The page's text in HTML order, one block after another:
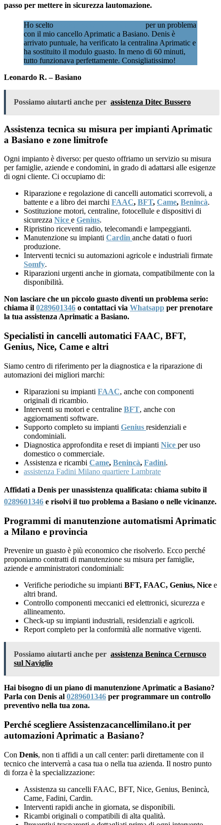
passo per mettere in sicurezza lautomazione.
Ho scelto
per un problema
con il mio cancello Aprimatic a Basiano. Denis è
arrivato puntuale, ha verificato la centralina Aprimatic e
ha sostituito il modulo guasto. In meno di 60 minuti,
tutto funzionava perfettamente. Consigliatissimo!
Leonardo R. – Basiano
Possiamo aiutarti anche per assistenza Ditec Bussero
Assistenza tecnica su misura per impianti Aprimatic
a Basiano e zone limitrofe
Ogni impianto è diverso: per questo offriamo un servizio su misura
per famiglie, aziende e condomini, in grado di adattarsi alle esigenze
di ogni cliente. Ci occupiamo di:
Riparazione e regolazione di cancelli automatici scorrevoli, a
battente e a libro dei marchi FAAC, BFT, Came, Benincà.
Sostituzione motori, centraline, fotocellule e dispositivi di
sicurezza Nice e Genius.
Ripristino riceventi radio, telecomandi e lampeggianti.
Manutenzione su impianti Cardin anche datati o fuori
produzione.
Interventi tecnici su automazioni agricole e industriali firmate
Somfy.
Riparazioni urgenti anche in giornata, compatibilmente con la
disponibilità.
Non lasciare che un piccolo guasto diventi un problema serio:
chiama il 0289601346 o contattaci via Whatsapp per prenotare
la tua assistenza Aprimatic a Basiano.
Specialisti in cancelli automatici FAAC, BFT,
Genius, Nice, Came e altri
Siamo centro di riferimento per la diagnostica e la riparazione di
automazioni dei migliori marchi:
Riparazioni su impianti FAAC, anche con componenti
originali di ricambio.
Interventi su motori e centraline BFT, anche con
aggiornamenti software.
Supporto completo su impianti Genius residenziali e
condominiali.
Diagnostica approfondita e reset di impianti Nice per uso
domestico o commerciale.
Assistenza e ricambi Came, Benincà, Fadini.
assistenza Fadini Milano quartiere Lambrate
Affidati a Denis per unassistenza qualificata: chiama subito il
0289601346 e risolvi il tuo problema a Basiano o nelle vicinanze.
Programmi di manutenzione automatismi Aprimatic
a Milano e provincia
Prevenire un guasto è più economico che risolverlo. Ecco perché
proponiamo contratti di manutenzione su misura per famiglie,
aziende e amministratori condominiali:
Verifiche periodiche su impianti BFT, FAAC, Genius, Nice e
altri brand.
Controllo componenti meccanici ed elettronici, sicurezza e
allineamento.
Check-up su impianti industriali, residenziali e agricoli.
Report completo per la conformità alle normative vigenti.
Possiamo aiutarti anche per assistenza Beninca Cernusco
sul Naviglio
Hai bisogno di un piano di manutenzione Aprimatic a Basiano?
Parla con Denis al 0289601346 per programmare un controllo
preventivo nella tua zona.
Perché scegliere Assistenzacancellimilano.it per
automazioni Aprimatic a Basiano?
Con Denis, non ti affidi a un call center: parli direttamente con il
tecnico che interverrà a casa tua o nella tua azienda. Il nostro punto
di forza è la specializzazione:
Assistenza su cancelli FAAC, BFT, Nice, Genius, Benincà,
Came, Fadini, Cardin.
Interventi rapidi anche in giornata, se disponibili.
Ricambi originali o compatibili di alta qualità.